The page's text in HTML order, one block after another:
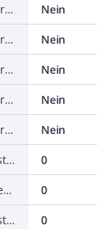
Unterstützt Protokoll für DeviceNet Safety
Nein
Unterstützt Protokoll für INTERBUS-Safety
Nein
Unterstützt Protokoll für PROFIsafe
Nein
Unterstützt Protokoll für SafetyBUS p
Nein
Unterstützt Protokoll für sonstige Bussysteme
Nein
Anzahl der HW-Schnittstellen Industrial Ethernet
0
Anzahl der Schnittstellen PROFINET
0
Anzahl der HW-Schnittstellen seriell RS-232
0